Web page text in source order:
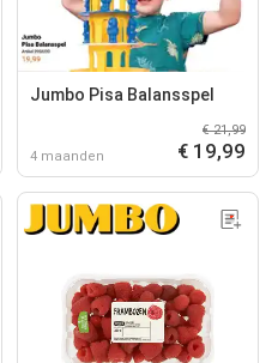
Jumbo Pisa Balansspel
4 maanden
€ 21,99
€ 19,99